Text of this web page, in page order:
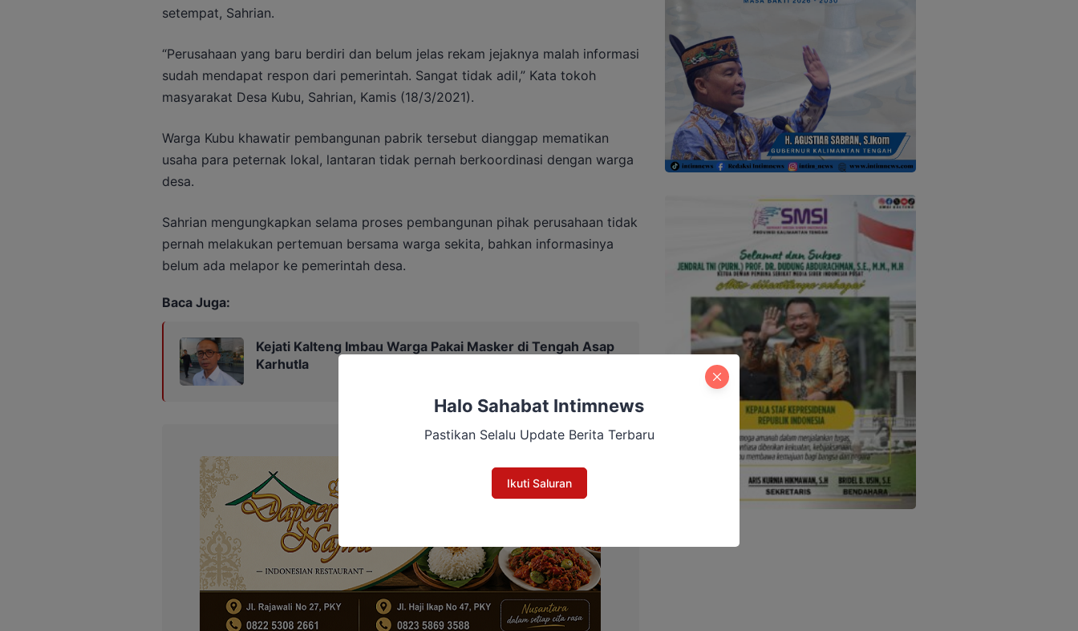
setempat, Sahrian.
“Perusahaan yang baru berdiri dan belum jelas rekam jejaknya malah informasi
sudah mendapat respon dari pemerintah. Sangat tidak adil,” Kata tokoh
masyarakat Desa Kubu, Sahrian, Kamis (18/3/2021).
Warga Kubu khawatir pembangunan pabrik tersebut dianggap mematikan
usaha para peternak lokal, lantaran tidak pernah berkoordinasi dengan warga
desa.
Sahrian mengungkapkan selama proses pembangunan pihak perusahaan tidak
pernah melakukan pertemuan bersama warga sekita, bahkan informasinya
belum ada melapor ke pemerintah desa.
Baca Juga:
Kejati Kalteng Imbau Warga Pakai Masker di Tengah Asap
Karhutla
Halo Sahabat Intimnews
Pastikan Selalu Update Berita Terbaru
Ikuti Saluran